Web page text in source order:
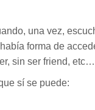
una vez,
forma de
sin ser friend, etc…
sí se puede: